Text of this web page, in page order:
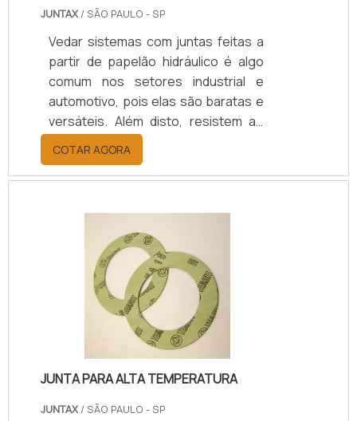
JUNTAX / SÃO PAULO - SP
Vedar sistemas com juntas feitas a
partir de papelão hidráulico é algo
comum nos setores industrial e
automotivo, pois elas são baratas e
versáteis. Além disto, resistem ao
esmagamento, aguentam altas
temperaturas e pressões, bem
como, não se deformam com
líquidos – desde água até
combustíveis.Assim como maioria
dos produtos utilizados em
vedações de sistemas, a junta de
vedação papelão hidráulico também
é, muitas vezes, produzida .
COTAR AGORA
JUNTA PARA ALTA TEMPERATURA
JUNTAX / SÃO PAULO - SP